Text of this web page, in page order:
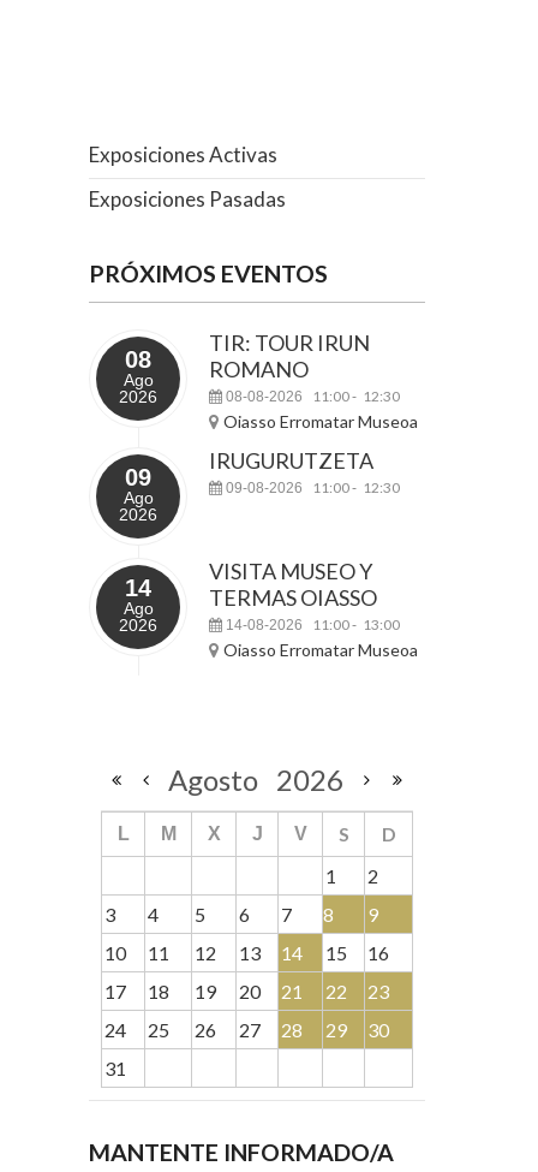
Exposiciones Activas
Exposiciones Pasadas
PRÓXIMOS EVENTOS
08
Ago
2026
TIR: TOUR IRUN
ROMANO
08-08-2026 11:00- 12:30
Oiasso Erromatar Museoa
09
Ago
2026
IRUGURUTZETA
09-08-2026 11:00- 12:30
14
Ago
2026
VISITA MUSEO Y
TERMAS OIASSO
14-08-2026 11:00- 13:00
Oiasso Erromatar Museoa
Agosto 2026
L M X J V S
D
1
2
3
4 5 6 7 8
9
10
11 12 13 14 15
16
17
18 19 20 21 22
23
24
25 26 27 28 29
30
31
MANTENTE INFORMADO/A